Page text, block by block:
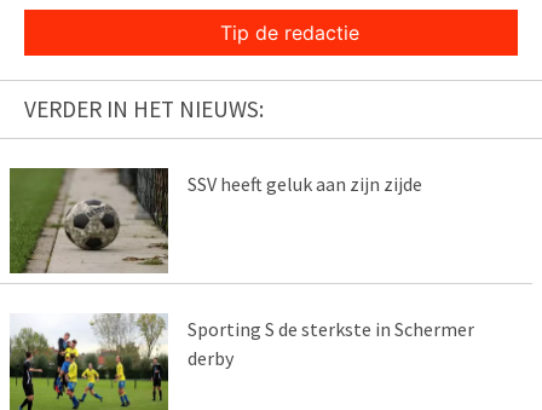
Tip de redactie
VERDER IN HET NIEUWS:
SSV heeft geluk aan zijn zijde
Sporting S de sterkste in Schermer
derby